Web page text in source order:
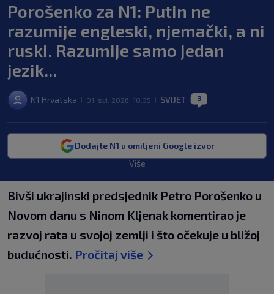
Porošenko za N1: Putin ne
razumije engleski, njemački, a ni
ruski. Razumije samo jedan
jezik...
N1 Hrvatska 01. svi. 2026. 10:35 SVIJET 3
Dodajte N1 u omiljeni Google izvor
Više
Bivši ukrajinski predsjednik Petro Porošenko u
Novom danu s Ninom Kljenak komentirao je
razvoj rata u svojoj zemlji i što očekuje u bližoj
budućnosti. Pročitaj više